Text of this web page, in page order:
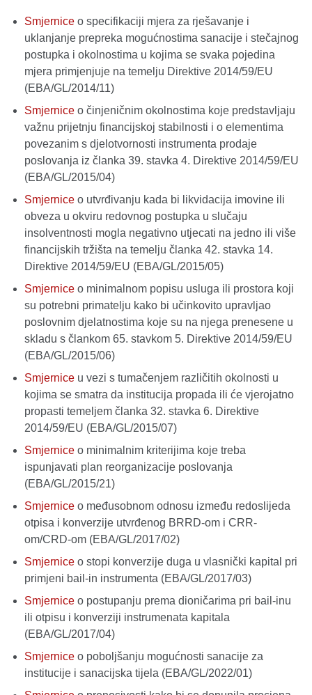
Smjernice o specifikaciji mjera za rješavanje i
uklanjanje prepreka mogućnostima sanacije i stečajnog
postupka i okolnostima u kojima se svaka pojedina
mjera primjenjuje na temelju Direktive 2014/59/EU
(EBA/GL/2014/11)
Smjernice o činjeničnim okolnostima koje predstavljaju
važnu prijetnju financijskoj stabilnosti i o elementima
povezanim s djelotvornosti instrumenta prodaje
poslovanja iz članka 39. stavka 4. Direktive 2014/59/EU
(EBA/GL/2015/04)
Smjernice o utvrđivanju kada bi likvidacija imovine ili
obveza u okviru redovnog postupka u slučaju
insolventnosti mogla negativno utjecati na jedno ili više
financijskih tržišta na temelju članka 42. stavka 14.
Direktive 2014/59/EU (EBA/GL/2015/05)
Smjernice o minimalnom popisu usluga ili prostora koji
su potrebni primatelju kako bi učinkovito upravljao
poslovnim djelatnostima koje su na njega prenesene u
skladu s člankom 65. stavkom 5. Direktive 2014/59/EU
(EBA/GL/2015/06)
Smjernice u vezi s tumačenjem različitih okolnosti u
kojima se smatra da institucija propada ili će vjerojatno
propasti temeljem članka 32. stavka 6. Direktive
2014/59/EU (EBA/GL/2015/07)
Smjernice o minimalnim kriterijima koje treba
ispunjavati plan reorganizacije poslovanja
(EBA/GL/2015/21)
Smjernice o međusobnom odnosu između redoslijeda
otpisa i konverzije utvrđenog BRRD-om i CRR-
om/CRD-om (EBA/GL/2017/02)
Smjernice o stopi konverzije duga u vlasnički kapital pri
primjeni bail-in instrumenta (EBA/GL/2017/03)
Smjernice o postupanju prema dioničarima pri bail-inu
ili otpisu i konverziji instrumenata kapitala
(EBA/GL/2017/04)
Smjernice o poboljšanju mogućnosti sanacije za
institucije i sanacijska tijela (EBA/GL/2022/01)